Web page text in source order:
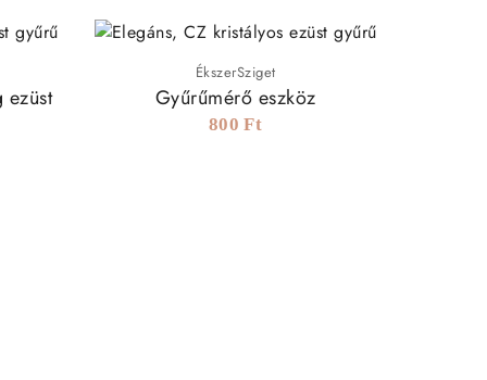
ezüst
ÉkszerSziget
Gyűrűmérő eszköz
800 Ft